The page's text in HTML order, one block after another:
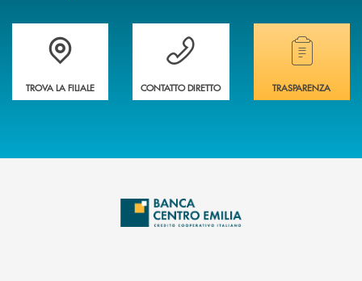
Accedi all' elenco completo delle filiali
TROVA LA FILIALE
Vuoi avere maggiori informazioni sulla
CONTATTO DIRETTO
Hai bisogno di
TRASPARENZA